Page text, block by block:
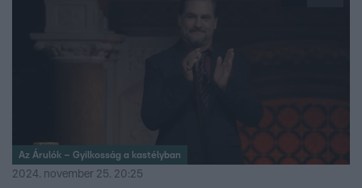
Az Árulók – Gyilkosság a kastélyban
2024. november 25. 20:25